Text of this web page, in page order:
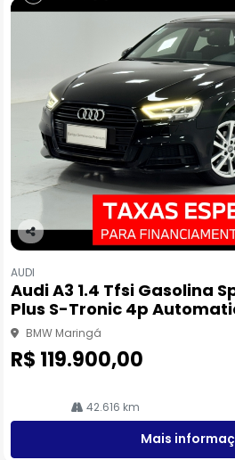
Co
pa
rtil
he
AUDI
Audi A3 1.4 Tfsi Gasolina
Plus S-Tronic 4p
BMW Maringá
R$ 119.900,00
42.616 km
Mais